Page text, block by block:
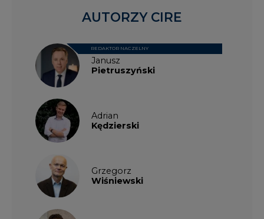
Janusz
Pietruszyński
REDAKTOR NACZELNY
Adrian
Kędzierski
Grzegorz
Wiśniewski
AUTORZY CIRE